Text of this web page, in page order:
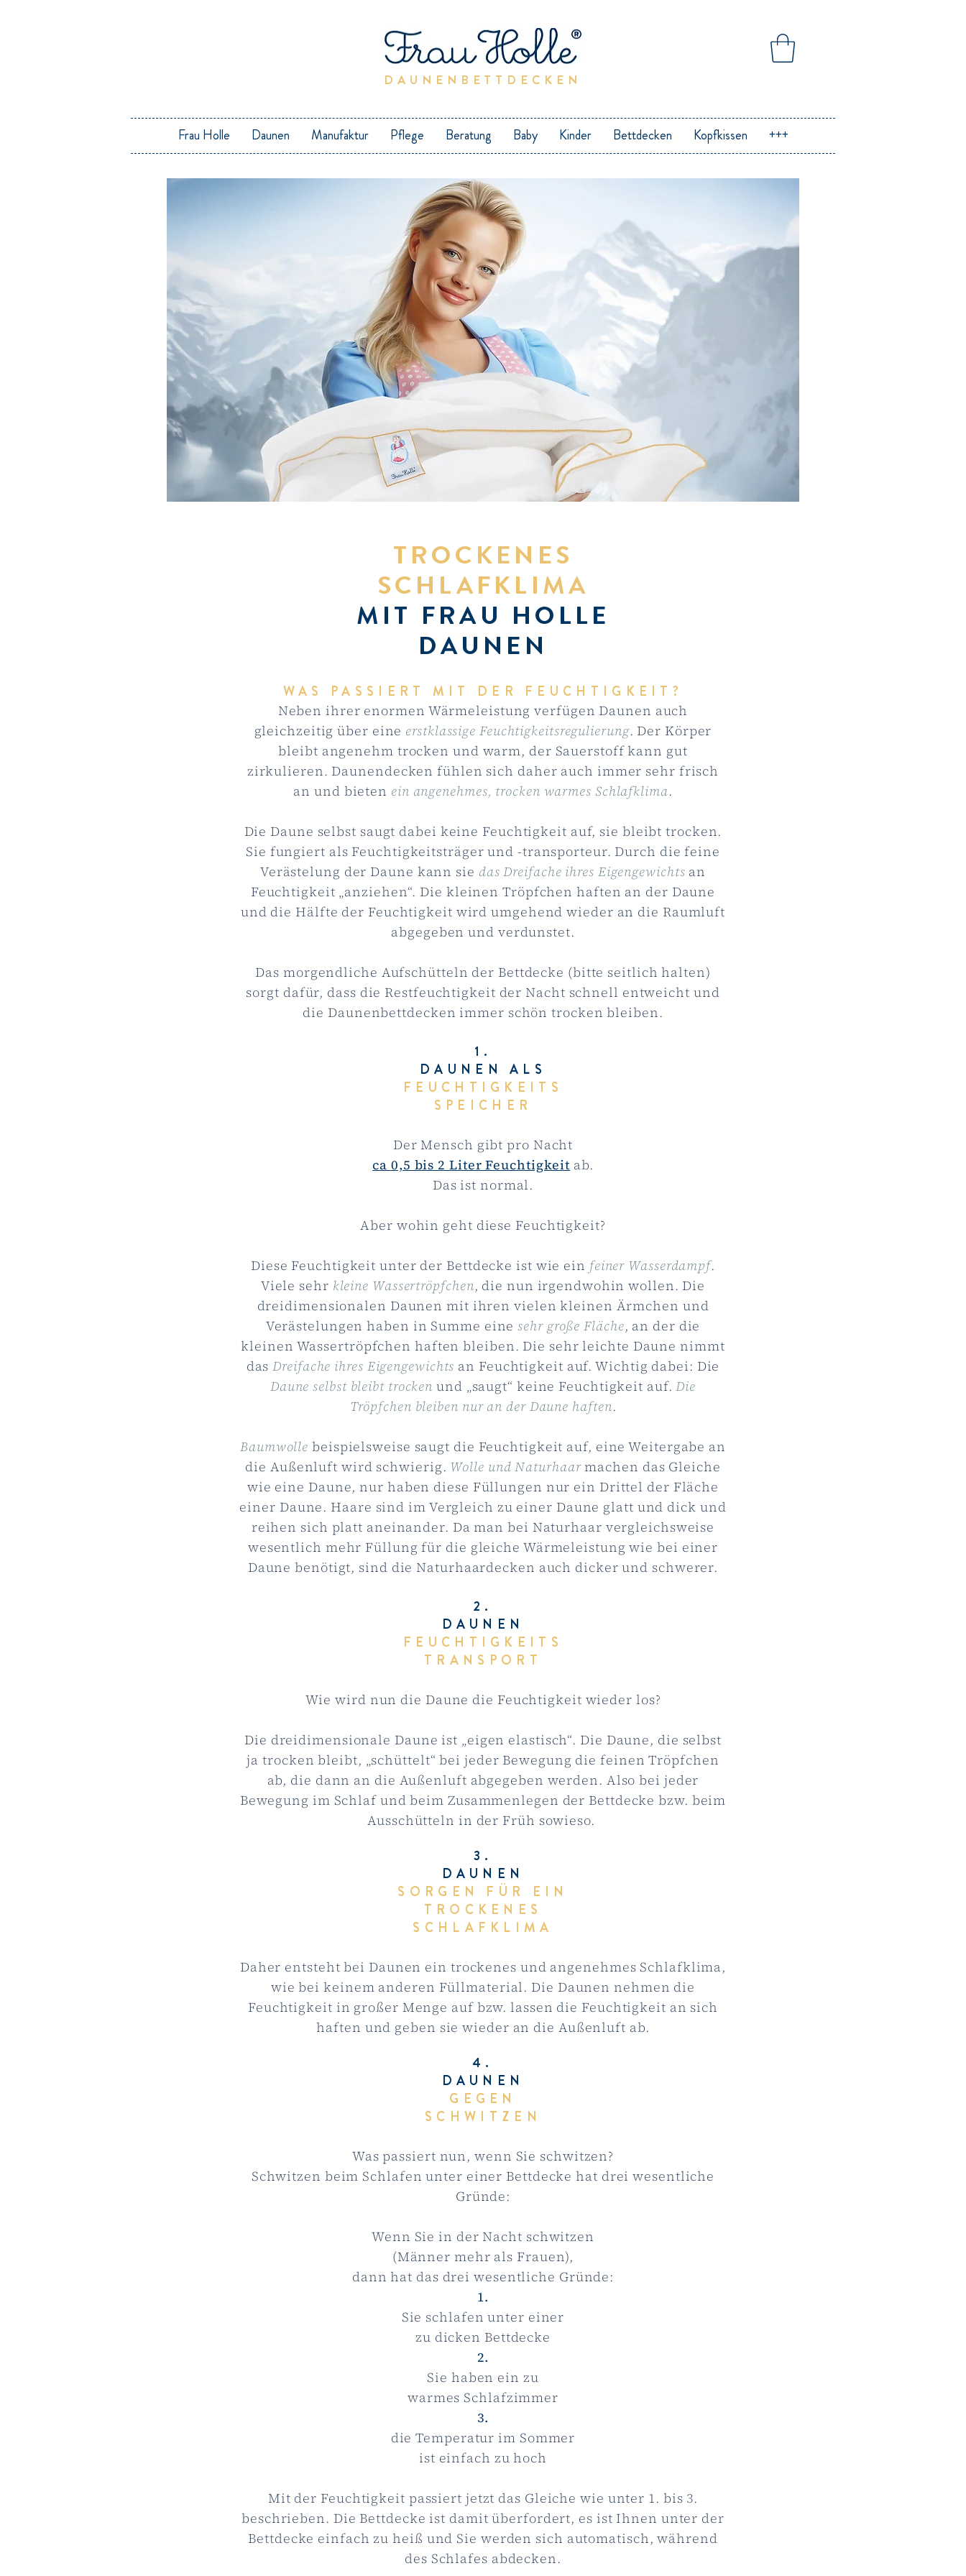
DAUNENBETTDECKEN
Frau Holle Daunen Manufaktur Pflege Beratung Baby Kinder Bettdecken Kopfkissen +++
TROCKENES
SCHLAFKLIMA
MIT FRAU HOLLE
DAUNEN
WAS PASSIERT MIT DER FEUCHTIGKEIT?
Neben ihrer enormen Wärmeleistung verfügen Daunen auch
gleichzeitig über eine erstklassige Feuchtigkeitsregulierung. Der Körper
bleibt angenehm trocken und warm, der Sauerstoff kann gut
zirkulieren. Daunendecken fühlen sich daher auch immer sehr frisch
an und bieten ein angenehmes, trocken warmes Schlafklima.
Die Daune selbst saugt dabei keine Feuchtigkeit auf, sie bleibt trocken.
Sie fungiert als Feuchtigkeitsträger und -transporteur. Durch die feine
Verästelung der Daune kann sie das Dreifache ihres Eigengewichts an
Feuchtigkeit „anziehen“. Die kleinen Tröpfchen haften an der Daune
und die Hälfte der Feuchtigkeit wird umgehend wieder an die Raumluft
abgegeben und verdunstet.
Das morgendliche Aufschütteln der Bettdecke (bitte seitlich halten)
sorgt dafür, dass die Restfeuchtigkeit der Nacht schnell entweicht und
die Daunenbettdecken immer schön trocken bleiben.
1.
DAUNEN ALS
FEUCHTIGKEITS
SPEICHER
Der Mensch gibt pro Nacht
ca 0,5 bis 2 Liter Feuchtigkeit ab.
Das ist normal.
Aber wohin geht diese Feuchtigkeit?
Diese Feuchtigkeit unter der Bettdecke ist wie ein feiner Wasserdampf.
Viele sehr kleine Wassertröpfchen, die nun irgendwohin wollen. Die
dreidimensionalen Daunen mit ihren vielen kleinen Ärmchen und
Verästelungen haben in Summe einesehr große Fläche, an der die
kleinen Wassertröpfchen haften bleiben. Die sehr leichte Daune nimmt
dasDreifache ihres Eigengewichts an Feuchtigkeit auf. Wichtig dabei: Die
Daune selbst bleibt trocken und „saugt“ keine Feuchtigkeit auf.Die
Tröpfchen bleiben nur an der Daune haften.
Baumwolle beispielsweise saugt die Feuchtigkeit auf, eine Weitergabe an
die Außenluft wird schwierig. Wolle und Naturhaarmachen das Gleiche
wie eine Daune, nur haben diese Füllungen nur ein Drittel der Fläche
einer Daune. Haare sind im Vergleich zu einer Daune glatt und dick und
reihen sich platt aneinander. Da man bei Naturhaar vergleichsweise
wesentlich mehr Füllung für die gleiche Wärmeleistung wie bei einer
Daune benötigt, sind die Naturhaardecken auch dicker und schwerer.
2.
DAUNEN
FEUCHTIGKEITS
TRANSPORT
Wie wird nun die Daune die Feuchtigkeit wieder los?
Die dreidimensionale Daune ist „eigen elastisch“. Die Daune, die selbst
ja trocken bleibt, „schüttelt“ bei jeder Bewegung die feinen Tröpfchen
ab, die dann an die Außenluft abgegeben werden. Also bei jeder
Bewegung im Schlaf und beim Zusammenlegen der Bettdecke bzw. beim
Ausschütteln in der Früh sowieso.
3.
DAUNEN
SORGEN FÜR EIN
TROCKENES
SCHLAFKLIMA
Daher entsteht bei Daunen ein trockenes und angenehmes Schlafklima,
wie bei keinem anderen Füllmaterial. Die Daunen nehmen die
Feuchtigkeit in großer Menge auf bzw. lassen die Feuchtigkeit an sich
haften und geben sie wieder an die Außenluft ab.
4.
DAUNEN
GEGEN
SCHWITZEN
Was passiert nun, wenn Sie schwitzen?
Schwitzen beim Schlafen unter einer Bettdecke hat drei wesentliche
Gründe:
Wenn Sie in der Nacht schwitzen
(Männer mehr als Frauen),
dann hat das drei wesentliche Gründe:
1.
Sie schlafen unter einer
zu dicken Bettdecke
2.
Sie haben ein zu
warmes Schlafzimmer
3.
die Temperatur im Sommer
ist einfach zu hoch
Mit der Feuchtigkeit passiert jetzt das Gleiche wie unter 1. bis 3.
beschrieben. Die Bettdecke ist damit überfordert, es ist Ihnen unter der
Bettdecke einfach zu heiß und Sie werden sich automatisch, während
des Schlafes abdecken.